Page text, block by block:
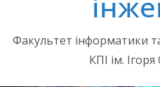
Факультет інформатики
КПІ ім.